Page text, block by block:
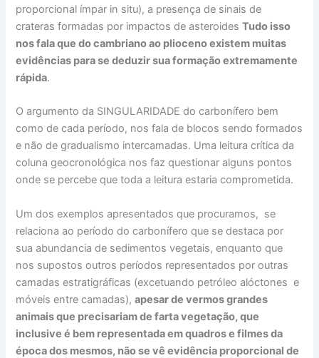
proporcional ímpar in situ), a presença de sinais de
crateras formadas por impactos de asteroidesTudo isso
nos fala que do cambriano ao plioceno existem muitas
evidências para se deduzir sua formação extremamente
rápida.
O argumento da SINGULARIDADE do carbonífero bem
como de cada período, nos fala de blocos sendo formados
e não de gradualismo intercamadas. Uma leitura crítica da
coluna geocronológica nos faz questionar alguns pontos
onde se percebe que toda a leitura estaria comprometida.
Um dos exemplos apresentados que procuramos, se
relaciona ao período do carbonífero que se destaca por
sua abundancia de sedimentos vegetais, enquanto que
nos supostos outros períodos representados por outras
camadas estratigráficas (excetuando petróleo alóctones e
móveis entre camadas),apesar de vermos grandes
animais que precisariam de farta vegetação, que
inclusive é bem representada em quadros e filmes da
época dos mesmos, não se vê evidência proporcional de